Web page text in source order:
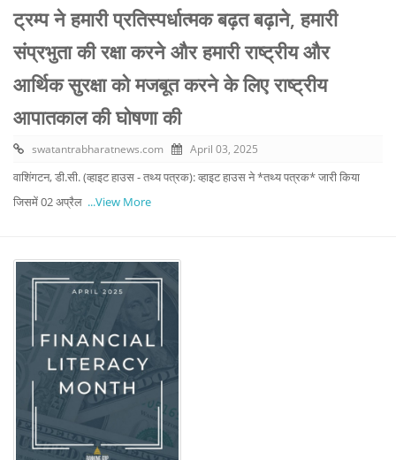
ट्रम्प ने हमारी प्रतिस्पर्धात्मक बढ़त बढ़ाने, हमारी
संप्रभुता की रक्षा करने और हमारी राष्ट्रीय और
आर्थिक सुरक्षा को मजबूत करने के लिए राष्ट्रीय
आपातकाल की घोषणा की
swatantrabharatnews.com April 03, 2025
वाशिंगटन, डी.सी. (व्हाइट हाउस - तथ्य पत्रक): व्हाइट हाउस ने *तथ्य पत्रक* जारी किया
जिसमें 02 अप्रैल ...View More